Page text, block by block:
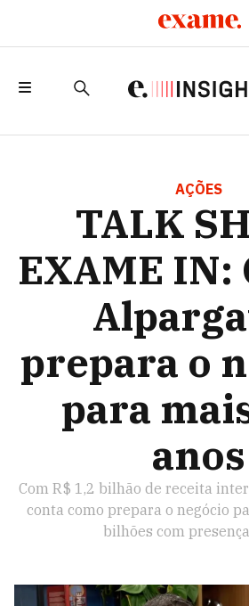
ALPARGATAS PREPARA O
PARA MAIS 100 ANOS
AÇÕES
TALK
EXAME IN:
prepara o
para
anos
Com R$ 1,2 bilhão de receita
conta como prepara o negócio
bilhões com